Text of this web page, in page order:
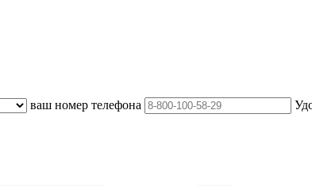
ваш номер телефона